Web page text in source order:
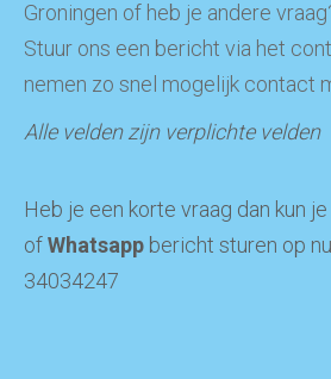
Groningen of heb je andere
Stuur ons een bericht via het
nemen zo snel mogelijk contact
Alle velden zijn verplichte velden
Heb je een korte vraag dan kun
ofWhatsapp bericht sturen op
34034247